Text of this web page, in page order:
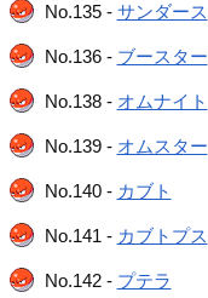
No.135 - サンダース
No.136 - ブースター
No.138 - オムナイト
No.139 - オムスター
No.140 - カブト
No.141 - カブトプス
No.142 - プテラ